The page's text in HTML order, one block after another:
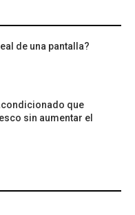
de una pantalla?
que
sin aumentar el